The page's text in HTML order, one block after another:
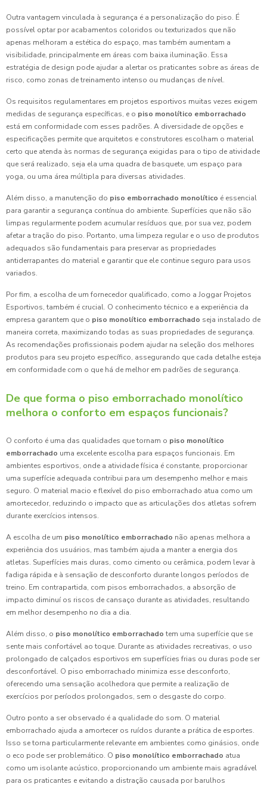
Outra vantagem vinculada à segurança é a personalização do piso. É
possível optar por acabamentos coloridos ou texturizados que não
apenas melhoram a estética do espaço, mas também aumentam a
visibilidade, principalmente em áreas com baixa iluminação. Essa
estratégia de design pode ajudar a alertar os praticantes sobre as áreas de
risco, como zonas de treinamento intenso ou mudanças de nível.
Os requisitos regulamentares em projetos esportivos muitas vezes exigem
medidas de segurança específicas, e o piso monolítico emborrachado
está em conformidade com esses padrões. A diversidade de opções e
especificações permite que arquitetos e construtores escolham o material
certo que atenda às normas de segurança exigidas para o tipo de atividade
que será realizado, seja ela uma quadra de basquete, um espaço para
yoga, ou uma área múltipla para diversas atividades.
Além disso, a manutenção do piso emborrachado monolítico é essencial
para garantir a segurança contínua do ambiente. Superfícies que não são
limpas regularmente podem acumular resíduos que, por sua vez, podem
afetar a tração do piso. Portanto, uma limpeza regular e o uso de produtos
adequados são fundamentais para preservar as propriedades
antiderrapantes do material e garantir que ele continue seguro para usos
variados.
Por fim, a escolha de um fornecedor qualificado, como a Joggar Projetos
Esportivos, também é crucial. O conhecimento técnico e a experiência da
empresa garantem que o piso monolítico emborrachado seja instalado de
maneira correta, maximizando todas as suas propriedades de segurança.
As recomendações profissionais podem ajudar na seleção dos melhores
produtos para seu projeto específico, assegurando que cada detalhe esteja
em conformidade com o que há de melhor em padrões de segurança.
De que forma o piso emborrachado monolítico
melhora o conforto em espaços funcionais?
O conforto é uma das qualidades que tornam o piso monolítico
emborrachado uma excelente escolha para espaços funcionais. Em
ambientes esportivos, onde a atividade física é constante, proporcionar
uma superfície adequada contribui para um desempenho melhor e mais
seguro. O material macio e flexível do piso emborrachado atua como um
amortecedor, reduzindo o impacto que as articulações dos atletas sofrem
durante exercícios intensos.
A escolha de um piso monolítico emborrachado não apenas melhora a
experiência dos usuários, mas também ajuda a manter a energia dos
atletas. Superfícies mais duras, como cimento ou cerâmica, podem levar à
fadiga rápida e à sensação de desconforto durante longos períodos de
treino. Em contrapartida, com pisos emborrachados, a absorção de
impacto diminuí os riscos de cansaço durante as atividades, resultando
em melhor desempenho no dia a dia.
Além disso, o piso monolítico emborrachado tem uma superfície que se
sente mais confortável ao toque. Durante as atividades recreativas, o uso
prolongado de calçados esportivos em superfícies frias ou duras pode ser
desconfortável. O piso emborrachado minimiza esse desconforto,
oferecendo uma sensação acolhedora que permite a realização de
exercícios por períodos prolongados, sem o desgaste do corpo.
Outro ponto a ser observado é a qualidade do som. O material
emborrachado ajuda a amortecer os ruídos durante a prática de esportes.
Isso se torna particularmente relevante em ambientes como ginásios, onde
o eco pode ser problemático. O piso monolítico emborrachado atua
como um isolante acústico, proporcionando um ambiente mais agradável
para os praticantes e evitando a distração causada por barulhos